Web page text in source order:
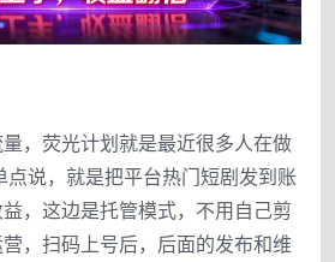
，荧光计划就是最近很多人在做
点说，就是把平台热门短剧发到账
，这边是托管模式，不用自己剪
，扫码上号后，后面的发布和维